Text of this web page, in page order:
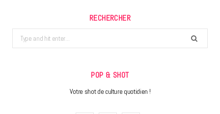
RECHERCHER
Search
for:
POP & SHOT
Votre shot de culture quotidien !